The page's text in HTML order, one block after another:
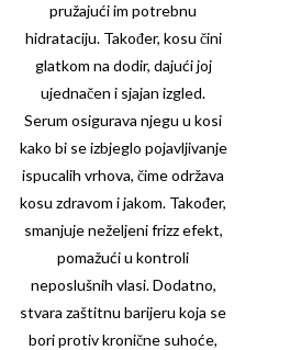
pružajući im potrebnu
hidrataciju. Također, kosu čini
glatkom na dodir, dajući joj
ujednačen i sjajan izgled.
Serum osigurava njegu u kosi
kako bi se izbjeglo pojavljivanje
ispucalih vrhova, čime održava
kosu zdravom i jakom. Također,
smanjuje neželjeni frizz efekt,
pomažući u kontroli
neposlušnih vlasi. Dodatno,
stvara zaštitnu barijeru koja se
bori protiv kronične suhoće,